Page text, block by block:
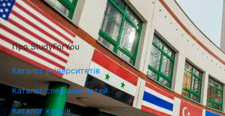
Про StudyForYou
Каталог університетів
Каталог спеціальностей
Каталог курсів